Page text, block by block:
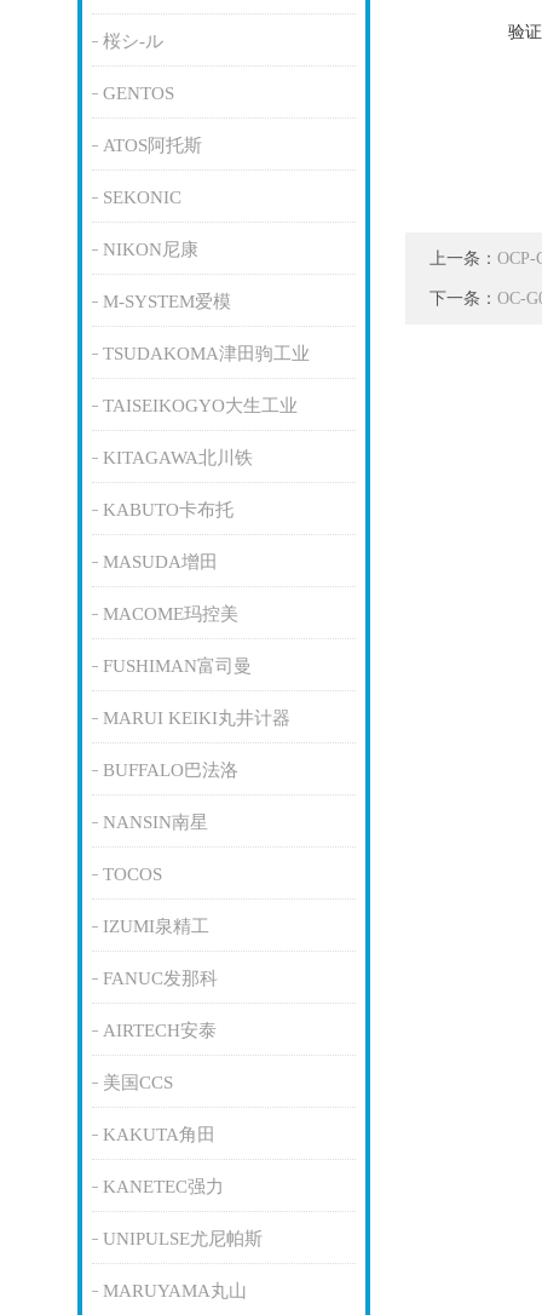
桜シ-ル
GENTOS
ATOS阿托斯
SEKONIC
NIKON尼康
M-SYSTEM爱模
TSUDAKOMA津田驹工业
TAISEIKOGYO大生工业
KITAGAWA北川铁
KABUTO卡布托
MASUDA增田
MACOME玛控美
FUSHIMAN富司曼
MARUI KEIKI丸井计器
BUFFALO巴法洛
NANSIN南星
TOCOS
IZUMI泉精工
FANUC发那科
AIRTECH安泰
美国CCS
KAKUTA角田
KANETEC强力
UNIPULSE尤尼帕斯
MARUYAMA丸山
验
上一条： OCP-
下一条： OC-